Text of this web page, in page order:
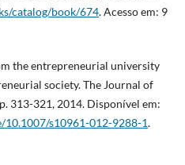
catalog/book/674. Acesso em: 9
the entrepreneurial university
society. The Journal of
313-321, 2014. Disponível em:
s10961-012-9288-1.